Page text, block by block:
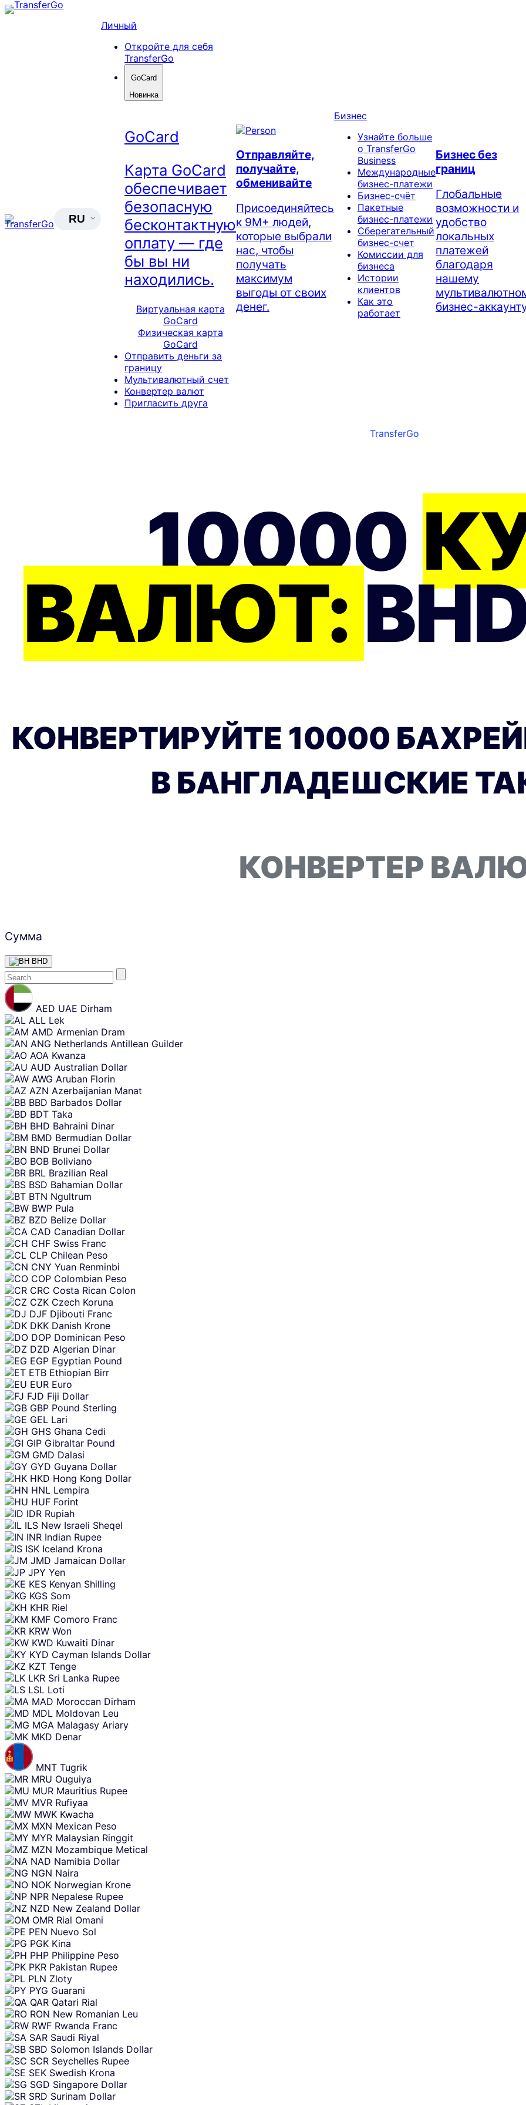
Skip
RU
Личный
Откройте для себя
TransferGo
GoCard
Новинка
GoCard
Карта GoCard
обеспечивает
безопасную
бесконтактную
оплату — где
бы вы ни
находились.
Виртуальная карта
GoCard
Физическая карта
GoCard
Отправить деньги за
границу
Мультивалютный счет
Конвертер валют
Пригласить друга
Отправляйте,
получайте,
обменивайте
Присоединяйтесь
к 9М+ людей,
которые выбрали
нас, чтобы
получать
максимум
выгоды от своих
денег.
Бизнес
Узнайте больше
о TransferGo
Business
Международные
бизнес-платежи
Бизнес-счёт
Пакетные
бизнес-платежи
Сберегательный
бизнес-счет
Комиссии для
бизнеса
Истории
клиентов
Как это
работает
Бизнес без
границ
Глобальные
возможности и
удобство
локальных
платежей
благодаря
нашему
бизнес-
TransferGo
10000
ВАЛЮТ:
КОНВЕРТИРУЙТЕ 10000
В БАНГЛАДЕШСКИЕ
КОНВЕРТЕР
Сумма
BHD
Skip
content
AED UAE Dirham
ALL Lek
AMD Armenian Dram
ANG Netherlands Antillean Guilder
AOA Kwanza
AUD Australian Dollar
AWG Aruban Florin
AZN Azerbaijanian Manat
BBD Barbados Dollar
BDT Taka
BHD Bahraini Dinar
BMD Bermudian Dollar
BND Brunei Dollar
BOB Boliviano
BRL Brazilian Real
BSD Bahamian Dollar
BTN Ngultrum
BWP Pula
BZD Belize Dollar
CAD Canadian Dollar
CHF Swiss Franc
CLP Chilean Peso
CNY Yuan Renminbi
COP Colombian Peso
CRC Costa Rican Colon
CZK Czech Koruna
DJF Djibouti Franc
DKK Danish Krone
DOP Dominican Peso
DZD Algerian Dinar
EGP Egyptian Pound
ETB Ethiopian Birr
EUR Euro
FJD Fiji Dollar
GBP Pound Sterling
GEL Lari
GHS Ghana Cedi
GIP Gibraltar Pound
GMD Dalasi
GYD Guyana Dollar
HKD Hong Kong Dollar
HNL Lempira
HUF Forint
IDR Rupiah
ILS New Israeli Sheqel
INR Indian Rupee
ISK Iceland Krona
JMD Jamaican Dollar
JPY Yen
KES Kenyan Shilling
KGS Som
KHR Riel
KMF Comoro Franc
KRW Won
KWD Kuwaiti Dinar
KYD Cayman Islands Dollar
KZT Tenge
LKR Sri Lanka Rupee
LSL Loti
MAD Moroccan Dirham
MDL Moldovan Leu
MGA Malagasy Ariary
MKD Denar
MNT Tugrik
MRU Ouguiya
MUR Mauritius Rupee
MVR Rufiyaa
MWK Kwacha
MXN Mexican Peso
MYR Malaysian Ringgit
MZN Mozambique Metical
NAD Namibia Dollar
NGN Naira
NOK Norwegian Krone
NPR Nepalese Rupee
NZD New Zealand Dollar
OMR Rial Omani
PEN Nuevo Sol
PGK Kina
PHP Philippine Peso
PKR Pakistan Rupee
PLN Zloty
PYG Guarani
QAR Qatari Rial
RON New Romanian Leu
RWF Rwanda Franc
SAR Saudi Riyal
SBD Solomon Islands Dollar
SCR Seychelles Rupee
SEK Swedish Krona
SGD Singapore Dollar
SRD Surinam Dollar